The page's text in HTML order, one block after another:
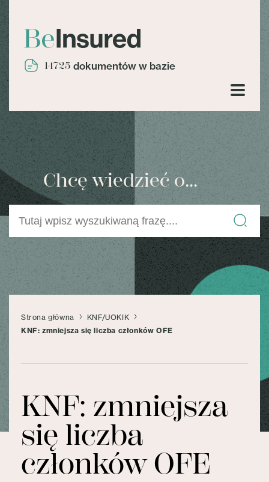
14725 dokumentów w bazie
Chcę wiedzieć o...
Strona główna
KNF/UOKIK
KNF: zmniejsza się liczba członków OFE
KNF: zmniejsza
się liczba
członków OFE